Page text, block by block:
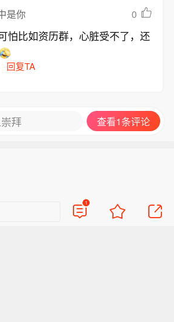
进的新工厂计划提供了更多
目名为“Terafab”。
是你 0
怕比如资历群，心脏受不了，还
回复TA
拜 查看1条评论
1